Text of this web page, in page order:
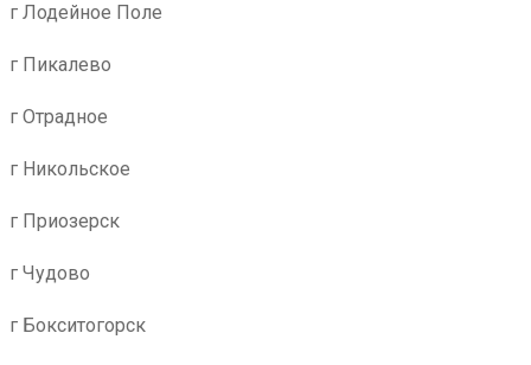
г Лодейное Поле
г Пикалево
г Отрадное
г Никольское
г Приозерск
г Чудово
г Бокситогорск